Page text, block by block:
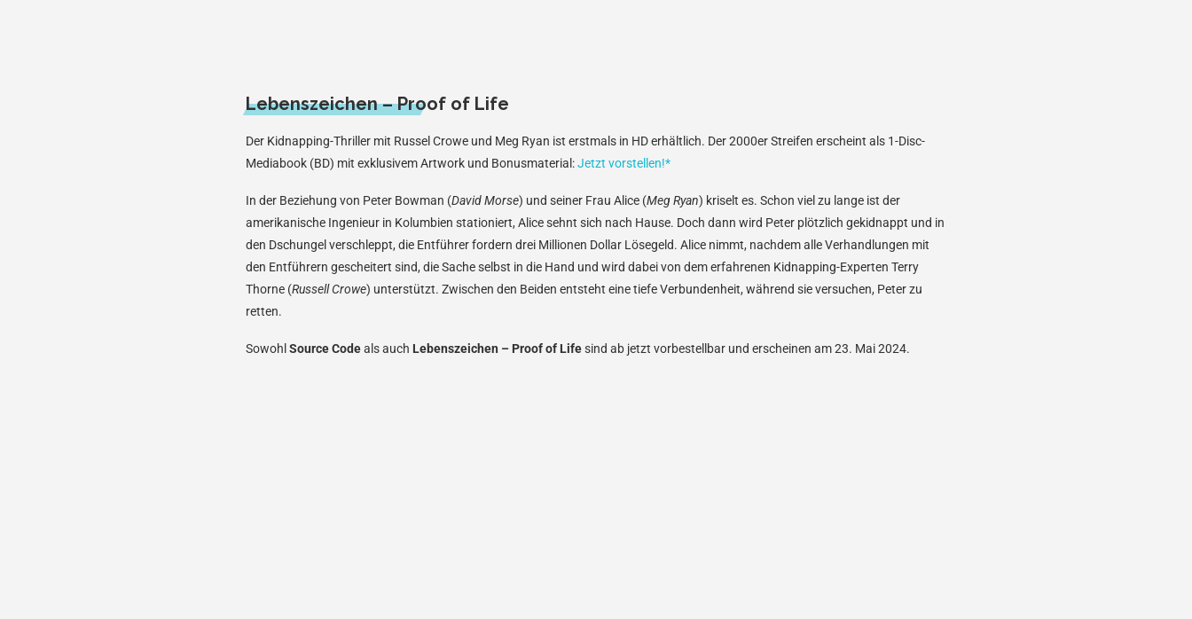
Lebenszeichen – Proof of Life
Der Kidnapping-Thriller mit Russel Crowe und Meg Ryan ist erstmals in HD erhältlich. Der 2000er Streifen erscheint als 1-Disc-
Mediabook (BD) mit exklusivem Artwork und Bonusmaterial:Jetzt vorstellen!*
In der Beziehung von Peter Bowman (David Morse) und seiner Frau Alice (Meg Ryan) kriselt es. Schon viel zu lange ist der
amerikanische Ingenieur in Kolumbien stationiert, Alice sehnt sich nach Hause. Doch dann wird Peter plötzlich gekidnappt und in
den Dschungel verschleppt, die Entführer fordern drei Millionen Dollar Lösegeld. Alice nimmt, nachdem alle Verhandlungen mit
den Entführern gescheitert sind, die Sache selbst in die Hand und wird dabei von dem erfahrenen Kidnapping-Experten Terry
Thorne (Russell Crowe) unterstützt. Zwischen den Beiden entsteht eine tiefe Verbundenheit, während sie versuchen, Peter zu
retten.
Sowohl Source Codeals auch Lebenszeichen – Proof of Lifesind ab jetzt vorbestellbar und erscheinen am 23. Mai 2024.